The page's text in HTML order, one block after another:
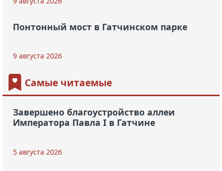
Понтонный мост в Гатчинском парке
9 августа 2026
Самые читаемые
Завершено благоустройство аллеи
Императора Павла I в Гатчине
5 августа 2026